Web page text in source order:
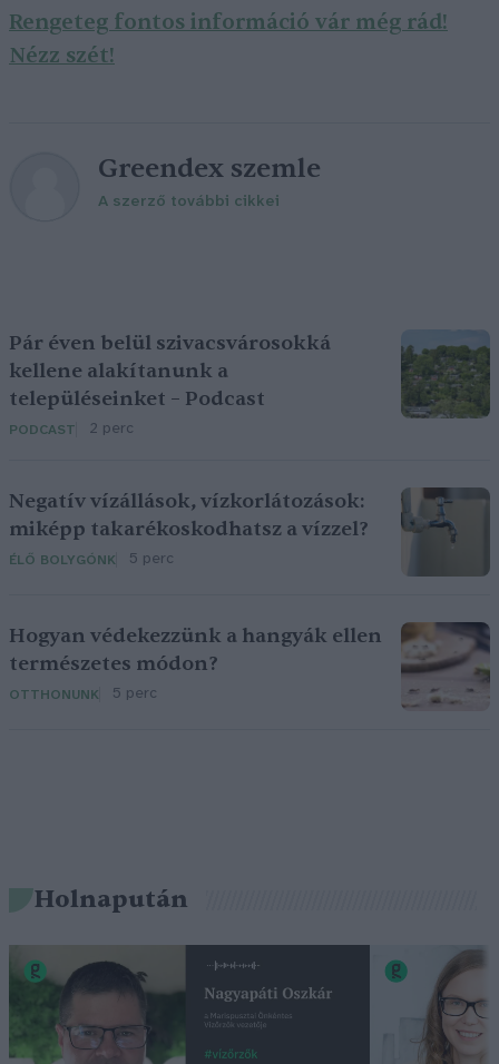
Rengeteg fontos információ vár még rád!
Nézz szét!
Greendex szemle
A szerző további cikkei
Pár éven belül szivacsvárosokká
kellene alakítanunk a
településeinket – Podcast
PODCAST 2 perc
Negatív vízállások, vízkorlátozások:
miképp takarékoskodhatsz a vízzel?
ÉLŐ BOLYGÓNK 5 perc
Hogyan védekezzünk a hangyák ellen
természetes módon?
OTTHONUNK 5 perc
Holnapután